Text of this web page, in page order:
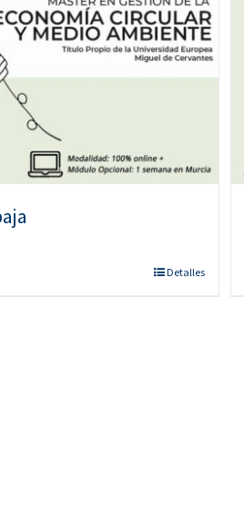
Detalles